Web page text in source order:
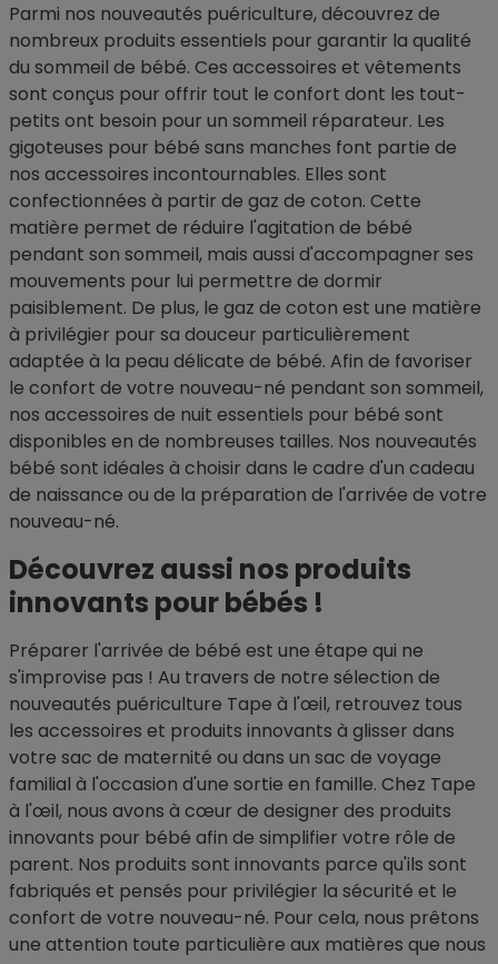
Parmi nos nouveautés puériculture, découvrez de
nombreux produits essentiels pour garantir la qualité
du sommeil de bébé. Ces accessoires et vêtements
sont conçus pour offrir tout le confort dont les tout-
petits ont besoin pour un sommeil réparateur. Les
gigoteuses pour bébé sans manches font partie de
nos accessoires incontournables. Elles sont
confectionnées à partir de gaz de coton. Cette
matière permet de réduire l'agitation de bébé
pendant son sommeil, mais aussi d'accompagner ses
mouvements pour lui permettre de dormir
paisiblement. De plus, le gaz de coton est une matière
à privilégier pour sa douceur particulièrement
adaptée à la peau délicate de bébé. Afin de favoriser
le confort de votre nouveau-né pendant son sommeil,
nos accessoires de nuit essentiels pour bébé sont
disponibles en de nombreuses tailles. Nos nouveautés
bébé sont idéales à choisir dans le cadre d'un cadeau
de naissance ou de la préparation de l'arrivée de votre
nouveau-né.
Découvrez aussi nos produits
innovants pour bébés !
Préparer l'arrivée de bébé est une étape qui ne
s'improvise pas ! Au travers de notre sélection de
nouveautés puériculture Tape à l'œil, retrouvez tous
les accessoires et produits innovants à glisser dans
votre sac de maternité ou dans un sac de voyage
familial à l'occasion d'une sortie en famille. Chez Tape
à l'œil, nous avons à cœur de designer des produits
innovants pour bébé afin de simplifier votre rôle de
parent. Nos produits sont innovants parce qu'ils sont
fabriqués et pensés pour privilégier la sécurité et le
confort de votre nouveau-né. Pour cela, nous prêtons
une attention toute particulière aux matières que nous